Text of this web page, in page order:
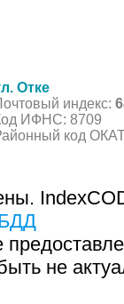
Отке
индекс:
ИФНС: 8709
код
не